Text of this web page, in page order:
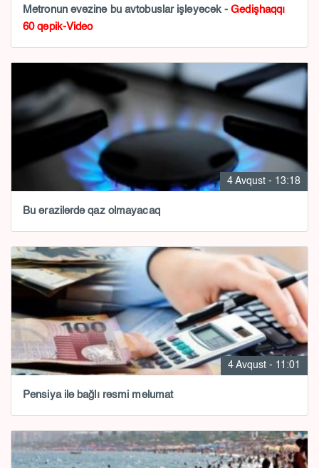
Metronun əvəzinə bu avtobuslar işləyəcək -Gedişhaqqı
60 qəpik-Video
4 Avqust - 13:18
Bu ərazilərdə qaz olmayacaq
4 Avqust - 11:01
Pensiya ilə bağlı rəsmi məlumat